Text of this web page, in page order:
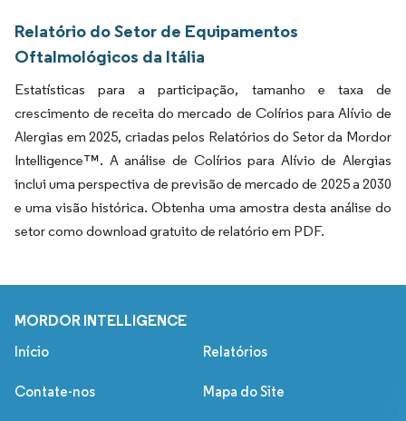
Relatório do Setor de Equipamentos
Oftalmológicos da Itália
Estatísticas para a participação, tamanho e taxa de
crescimento de receita do mercado de Colírios para Alívio de
Alergias em 2025, criadas pelos Relatórios do Setor da Mordor
Intelligence™. A análise de Colírios para Alívio de Alergias
inclui uma perspectiva de previsão de mercado de 2025 a 2030
e uma visão histórica. Obtenha uma amostra desta análise do
setor como download gratuito de relatório em PDF.
MORDOR INTELLIGENCE
Início Relatórios
Contate-nos Mapa do Site